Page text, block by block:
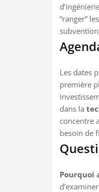
“ranger”
Les dates
première
dans la
concentre
besoin de
Pourquoi